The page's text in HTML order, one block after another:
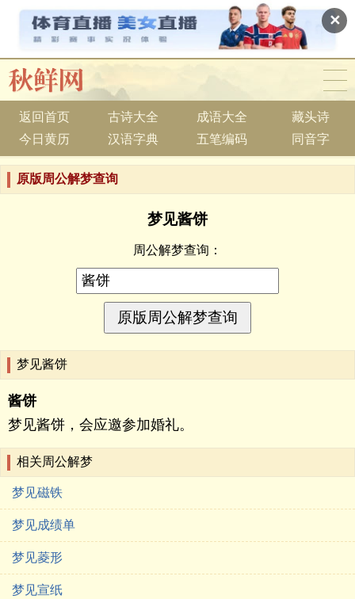
✕
返回首页 古诗大全 成语大全
藏头诗
今日黄历
汉语字典 五笔编码 同音字
原版周公解梦查询
梦见酱饼
周公解梦查询：
梦见酱饼
酱饼
梦见酱饼，会应邀参加婚礼。
相关周公解梦
梦见磁铁
梦见成绩单
梦见菱形
梦见宣纸